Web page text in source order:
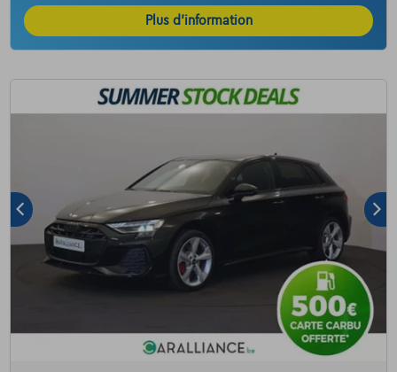
Plus d’information